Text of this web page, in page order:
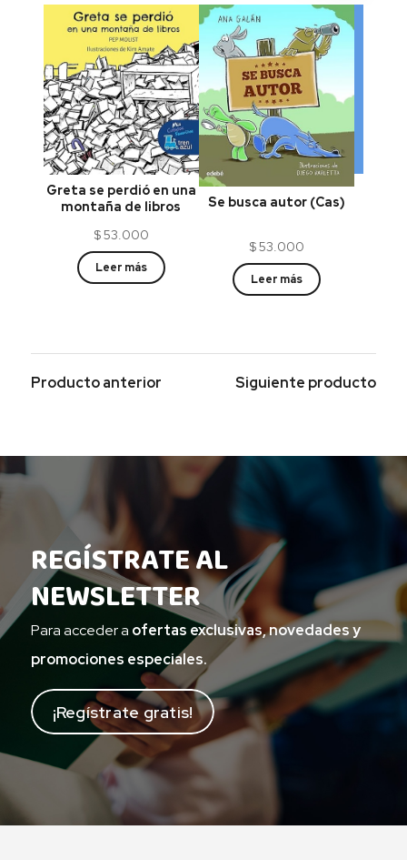
Greta se perdió en una
montaña de libros
$53.000
Leer más
Se busca autor (Cas)
$53.000
Leer más
Producto anterior Siguiente producto
REGÍSTRATE AL
NEWSLETTER
Para acceder a ofertas exclusivas, novedades y
promociones especiales.
¡Regístrate gratis!